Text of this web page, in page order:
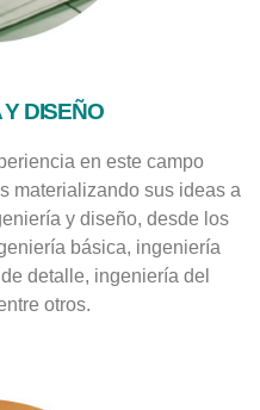
DISEÑO
en este campo
materializando sus ideas a
y diseño, desde los
básica, ingeniería
detalle, ingeniería del
otros.